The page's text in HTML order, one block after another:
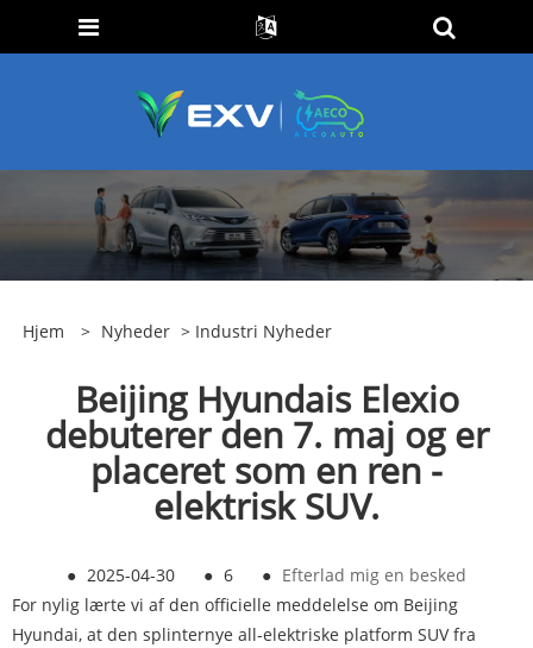
Hjem > Nyheder > Industri Nyheder
Beijing Hyundais Elexio
debuterer den 7. maj og er
placeret som en ren -
elektrisk SUV.
● 2025-04-30 ● 6 ● Efterlad mig en besked
For nylig lærte vi af den officielle meddelelse om Beijing
Hyundai, at den splinternye all-elektriske platform SUV fra